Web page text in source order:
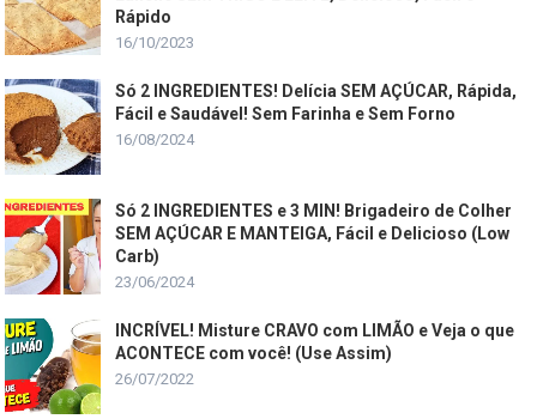
Rápido
16/10/2023
Só 2 INGREDIENTES! Delícia SEM AÇÚCAR, Rápida,
Fácil e Saudável! Sem Farinha e Sem Forno
16/08/2024
Só 2 INGREDIENTES e 3 MIN! Brigadeiro de Colher
SEM AÇÚCAR E MANTEIGA, Fácil e Delicioso (Low
Carb)
23/06/2024
INCRÍVEL! Misture CRAVO com LIMÃO e Veja o que
ACONTECE com você! (Use Assim)
26/07/2022